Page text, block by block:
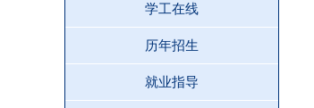
学工在线
历年招生
就业指导